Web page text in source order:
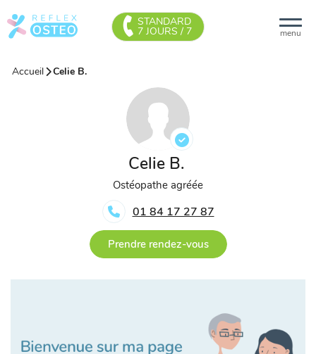
menu
STANDARD
7 JOURS / 7
Accueil Celie B.
Celie B.
Ostéopathe agréée
01 84 17 27 87
Prendre rendez-vous